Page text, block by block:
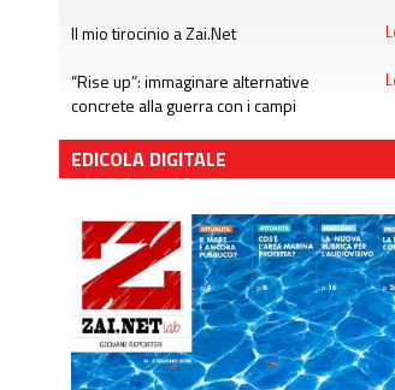
Il mio tirocinio a Zai.Net
“Rise up”: immaginare alternative
concrete alla guerra con i campi
EDICOLA DIGITALE